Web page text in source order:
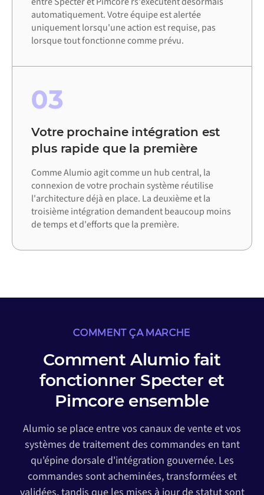
automatiquement. Votre équipe est alertée
uniquement lorsqu'une action est requise, pas
lorsque tout fonctionne comme prévu.
03
Votre prochaine intégration est
plus rapide que la première
Comme Alumio agit comme un hub central, la
connexion de votre prochain système réutilise
l'architecture déjà en place. La deuxième et la
troisième intégration demandent beaucoup moins
de temps et d'efforts que la première.
COMMENT ÇA MARCHE
Comment Alumio fait
fonctionner Specter et
Pimcore ensemble
Alumio se place entre vos canaux de vente et vos
systèmes de traitement des commandes en tant
qu'épine dorsale d'intégration gouvernée. Les
commandes sont acheminées, transformées et